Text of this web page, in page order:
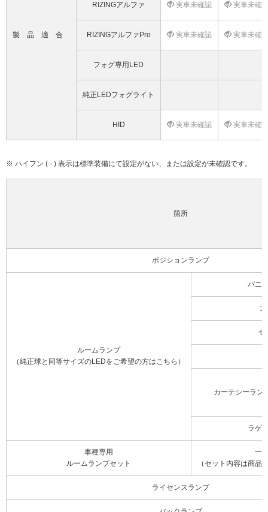
製品適合
RIZINGアルファ 実車未確認 実車未確
RIZINGアルファPro 実車未確認 実車未確
フォグ専用LED
純正LEDフォグライト
HID 実車未確認 実車未確
※ ハイフン ( - ) 表示は標準装備にて設定がない、または設定が未確認です。
箇所
ポジションランプ
ルームランプ
（純正球と同等サイズのLEDをご希望の方はこちら）
バニ
フ
セ
カーテシーラン
ラゲ
車種専用
ルームランプセット
一
（セット内容は商品
ライセンスランプ